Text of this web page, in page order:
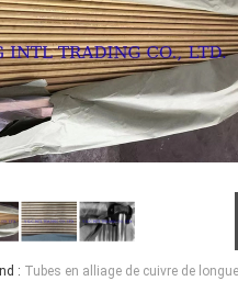
: Tubes en alliage de cuivre de